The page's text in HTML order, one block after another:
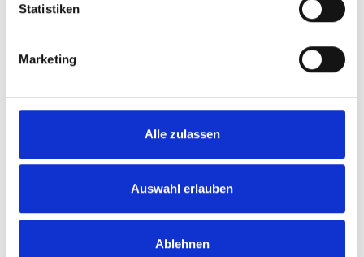
Statistiken
Marketing
Alle zulassen
Auswahl erlauben
Ablehnen
Bitte
um dieses